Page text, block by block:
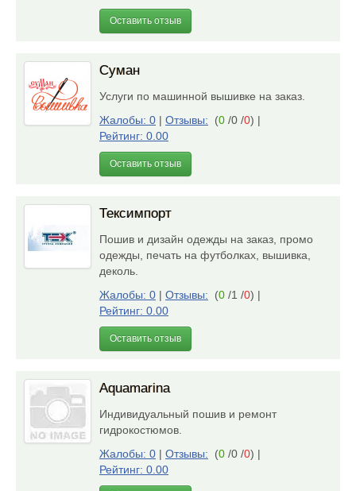
Оставить отзыв
Суман
Услуги по машинной вышивке на заказ.
Жалобы: 0 | Отзывы: (0 /0 /0) |
Рейтинг: 0.00
Оставить отзыв
Тексимпорт
Пошив и дизайн одежды на заказ, промо
одежды, печать на футболках, вышивка,
деколь.
Жалобы: 0 | Отзывы: (0 /1 /0) |
Рейтинг: 0.00
Оставить отзыв
Aquamarina
Индивидуальный пошив и ремонт
гидрокостюмов.
Жалобы: 0 | Отзывы: (0 /0 /0) |
Рейтинг: 0.00